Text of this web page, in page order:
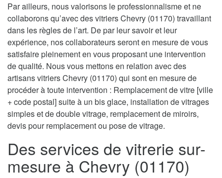
Par ailleurs, nous valorisons le professionnalisme et ne
collaborons qu’avec des vitriers Chevry (01170) travaillant
dans les règles de l’art. De par leur savoir et leur
expérience, nos collaborateurs seront en mesure de vous
satisfaire pleinement en vous proposant une intervention
de qualité. Nous vous mettons en relation avec des
artisans vitriers Chevry (01170) qui sont en mesure de
procéder à toute intervention : Remplacement de vitre [ville
+ code postal] suite à un bis glace, installation de vitrages
simples et de double vitrage, remplacement de miroirs,
devis pour remplacement ou pose de vitrage.
Des services de vitrerie sur-
mesure à Chevry (01170)